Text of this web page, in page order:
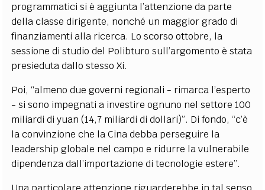
programmatici si è aggiunta l’attenzione da parte
della classe dirigente, nonché un maggior grado di
finanziamenti alla ricerca. Lo scorso ottobre, la
sessione di studio del Polibturo sull’argomento è stata
presieduta dallo stesso Xi.
Poi, “almeno due governi regionali - rimarca l’esperto
- si sono impegnati a investire ognuno nel settore 100
miliardi di yuan (14,7 miliardi di dollari)”. Di fondo, “c’è
la convinzione che la Cina debba perseguire la
leadership globale nel campo e ridurre la vulnerabile
dipendenza dall’importazione di tecnologie estere”.